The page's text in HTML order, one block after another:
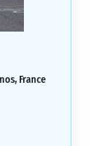
France